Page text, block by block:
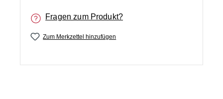
Fragen zum Produkt?
Zum Merkzettel hinzufügen